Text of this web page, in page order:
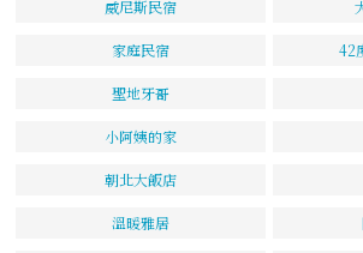
威尼斯民宿
家庭民宿 42
聖地牙哥
小阿姨的家
朝北大飯店
溫暖雅居